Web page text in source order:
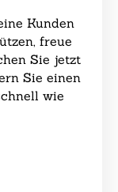
Kunden
freue
Sie jetzt
Sie einen
wie